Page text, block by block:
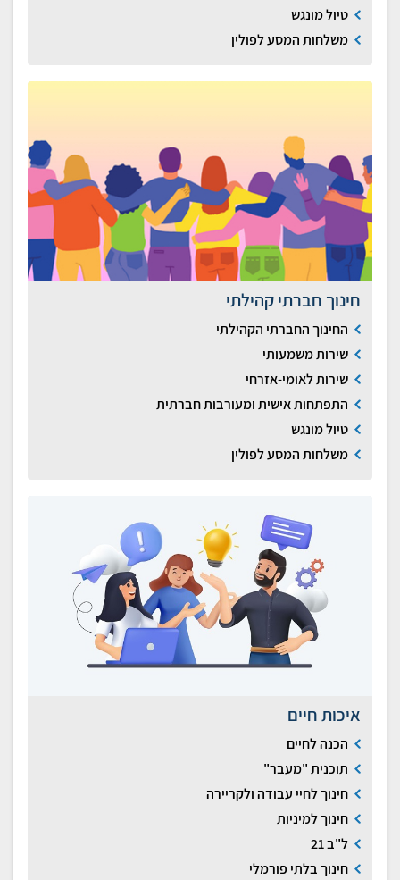
טיול מונגש
משלחות המסע לפולין
חינוך חברתי קהילתי
החינוך החברתי הקהילתי
שירות משמעותי
שירות לאומי-אזרחי
התפתחות אישית ומעורבות חברתית
טיול מונגש
משלחות המסע לפולין
איכות חיים
הכנה לחיים
תוכנית "מעבר"
חינוך לחיי עבודה ולקריירה
חינוך למיניות
ל"ב 21
חינוך בלתי פורמלי